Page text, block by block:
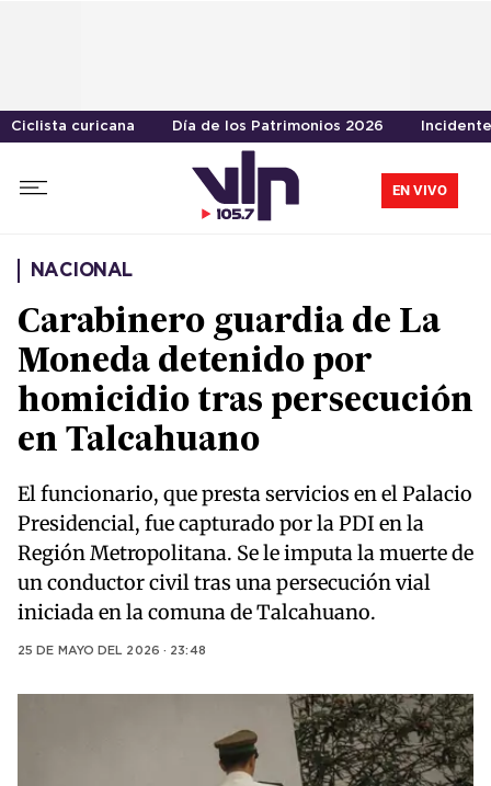
Ciclista curicana Día de los Patrimonios 2026
EN VIVO
NACIONAL
Carabinero guardia de La
Moneda detenido por
homicidio tras persecución
en Talcahuano
El funcionario, que presta servicios en el Palacio
Presidencial, fue capturado por la PDI en la
Región Metropolitana. Se le imputa la muerte de
un conductor civil tras una persecución vial
iniciada en la comuna de Talcahuano.
25 DE MAYO DEL 2026 · 23:48